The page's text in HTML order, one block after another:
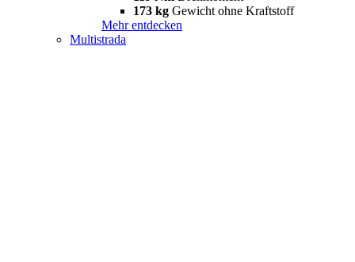
173 kg Gewicht ohne Kraftstoff
Mehr entdecken
Multistrada